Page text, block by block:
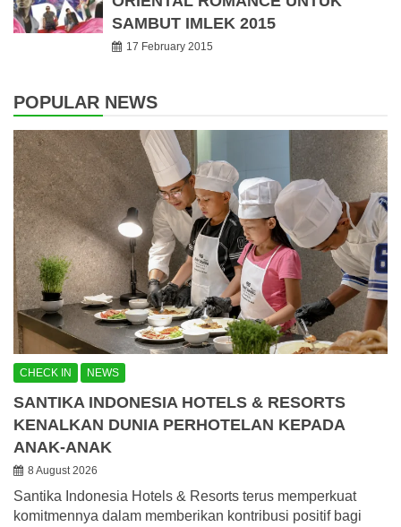
SAMBUT IMLEK 2015
17 February 2015
POPULAR NEWS
CHECK IN NEWS
SANTIKA INDONESIA HOTELS & RESORTS
KENALKAN DUNIA PERHOTELAN KEPADA
ANAK-ANAK
8 August 2026
Santika Indonesia Hotels & Resorts terus memperkuat
komitmennya dalam memberikan kontribusi positif bagi